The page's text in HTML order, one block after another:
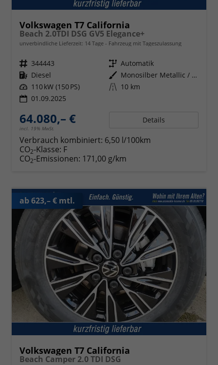
Volkswagen T7 California
Beach 2.0TDI DSG GV5 Elegance+
unverbindliche Lieferzeit: 14 Tage Fahrzeug mit Tageszulassung
Fahrzeugnr. 344443 Getriebe Automatik
Kraftstoff Diesel Außenfarbe
Monosilber Metallic / Energeticorange Metallic
Leistung 110 kW (150 PS) Kilometerstand 10 km
01.09.2025
64.080,– €
incl. 19% MwSt.
Details
Verbrauch kombiniert: 6,50 l/100km
CO2-Klasse: F
CO2-Emissionen: 171,00 g/km
ab 623,– € mtl.
Volkswagen T7 California
Beach Camper 2.0 TDI DSG